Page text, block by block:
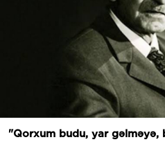
"Qorxum budu, yar gəlməyə,